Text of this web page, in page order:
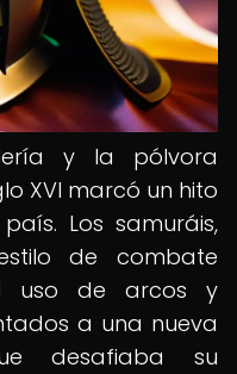
y la pólvora
XVI marcó un hito
Los samuráis,
de combate
uso de arcos y
a una nueva
desafiaba su